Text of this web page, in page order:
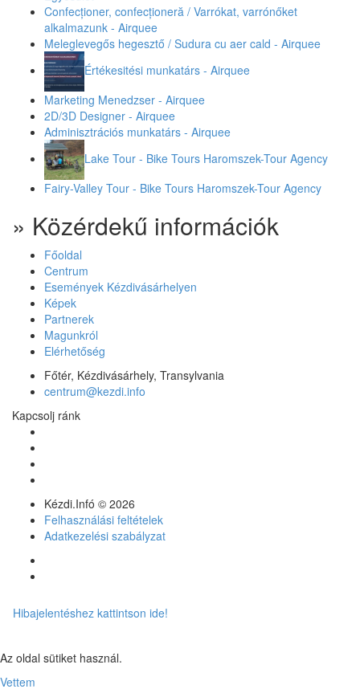
Confecționer, confecționeră / Varrókat, varrónőket
alkalmazunk - Airquee
Meleglevegős hegesztő / Sudura cu aer cald - Airquee
Értékesitési munkatárs - Airquee
Marketing Menedzser - Airquee
2D/3D Designer - Airquee
Adminisztrációs munkatárs - Airquee
Lake Tour - Bike Tours Haromszek-Tour Agency
Fairy-Valley Tour - Bike Tours Haromszek-Tour Agency
» Közérdekű információk
Főoldal
Centrum
Események Kézdivásárhelyen
Képek
Partnerek
Magunkról
Elérhetőség
Főtér, Kézdivásárhely, Transylvania
centrum@kezdi.info
Kapcsolj ránk
Kézdi.Infó © 2026
Felhasználási feltételek
Adatkezelési szabályzat
Hibajelentéshez kattintson ide!
Az oldal sütiket használ.
Vettem